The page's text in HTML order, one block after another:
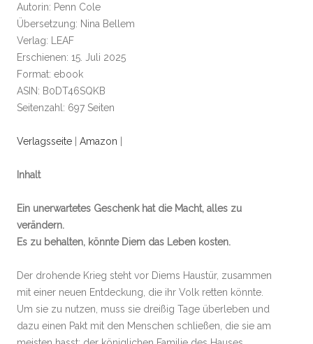
Autorin: Penn Cole
Übersetzung: Nina Bellem
Verlag: LEAF
Erschienen: 15. Juli 2025
Format: ebook
ASIN: B0DT46SQKB
Seitenzahl: 697 Seiten
Verlagsseite Amazon
Inhalt
Ein unerwartetes Geschenk hat die Macht, alles zu
verändern.
Es zu behalten, könnte Diem das Leben kosten.
Der drohende Krieg steht vor Diems Haustür, zusammen
mit einer neuen Entdeckung, die ihr Volk retten könnte.
Um sie zu nutzen, muss sie dreißig Tage überleben und
dazu einen Pakt mit den Menschen schließen, die sie am